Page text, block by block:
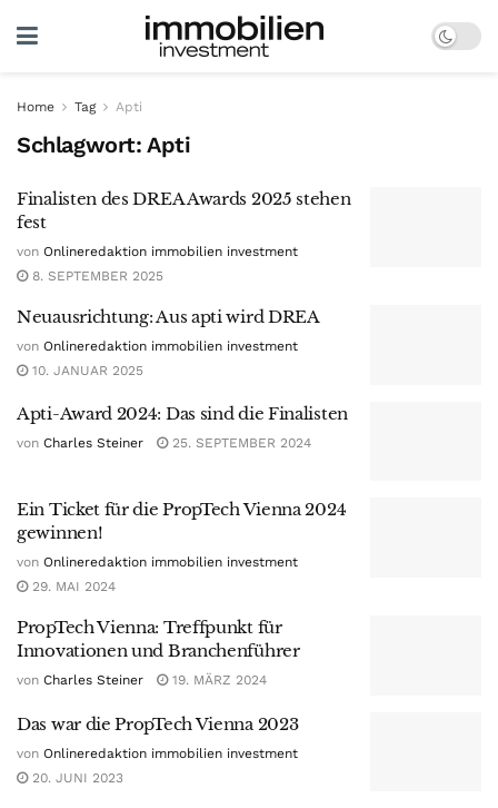
Home Tag Apti
Schlagwort:Apti
Finalisten des DREA Awards 2025 stehen
fest
von Onlineredaktion immobilien investment
8. SEPTEMBER 2025
Neuausrichtung: Aus apti wird DREA
von Onlineredaktion immobilien investment
10. JANUAR 2025
Apti-Award 2024: Das sind die Finalisten
von Charles Steiner 25. SEPTEMBER 2024
Ein Ticket für die PropTech Vienna 2024
gewinnen!
von Onlineredaktion immobilien investment
29. MAI 2024
PropTech Vienna: Treffpunkt für
Innovationen und Branchenführer
von Charles Steiner 19. MÄRZ 2024
Das war die PropTech Vienna 2023
von Onlineredaktion immobilien investment
20. JUNI 2023